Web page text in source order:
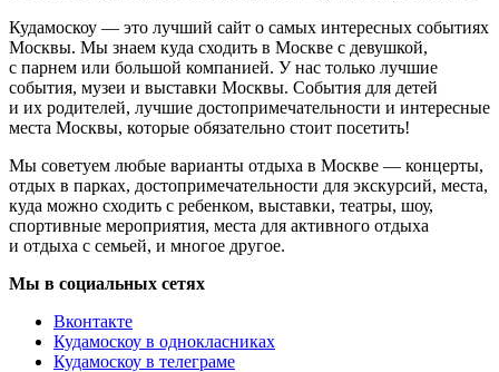
Кудамоскоу — это лучший сайт о самых интересных событиях
Москвы. Мы знаем куда сходить в Москве с девушкой,
с парнем или большой компанией. У нас только лучшие
события, музеи и выставки Москвы. События для детей
и их родителей, лучшие достопримечательности и интересные
места Москвы, которые обязательно стоит посетить!
Мы советуем любые варианты отдыха в Москве — концерты,
отдых в парках, достопримечательности для экскурсий, места,
куда можно сходить с ребенком, выставки, театры, шоу,
спортивные мероприятия, места для активного отдыха
и отдыха с семьей, и многое другое.
Мы в социальных сетях
Вконтакте
Кудамоскоу в однокласниках
Кудамоскоу в телеграме